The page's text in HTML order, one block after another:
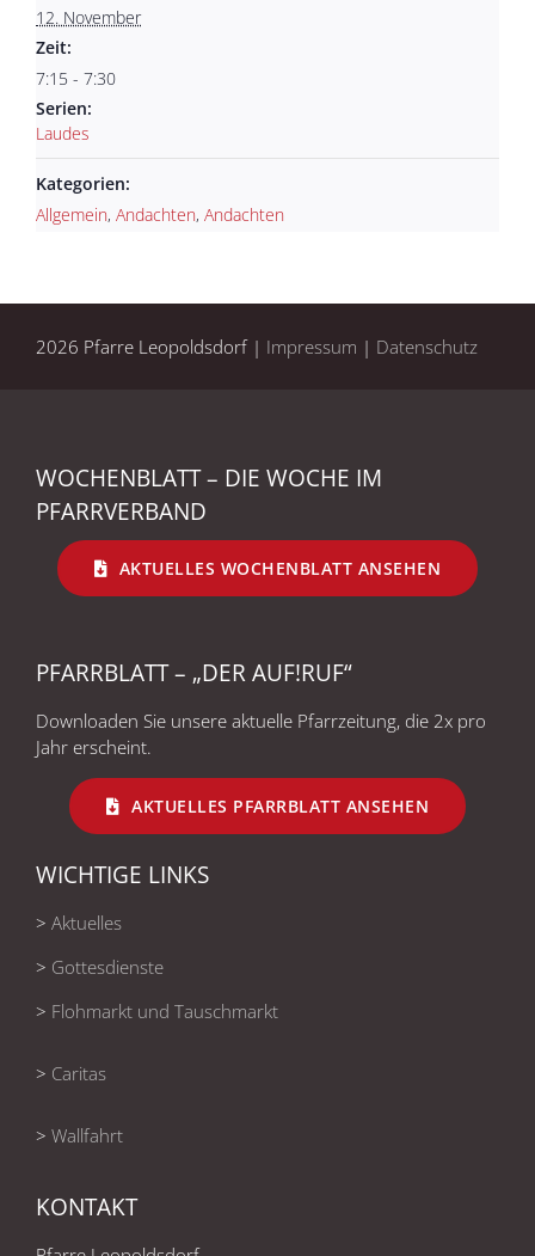
12. November
Zeit:
7:15 - 7:30
Serien:
Laudes
Kategorien:
Allgemein, Andachten, Andachten
2026 Pfarre Leopoldsdorf | Impressum | Datenschutz
WOCHENBLATT – DIE WOCHE IM
PFARRVERBAND
AKTUELLES WOCHENBLATT ANSEHEN
PFARRBLATT – „DER AUF!RUF“
Downloaden Sie unsere aktuelle Pfarrzeitung, die 2x pro
Jahr erscheint.
AKTUELLES PFARRBLATT ANSEHEN
WICHTIGE LINKS
> Aktuelles
> Gottesdienste
> Flohmarkt und Tauschmarkt
> Caritas
> Wallfahrt
KONTAKT